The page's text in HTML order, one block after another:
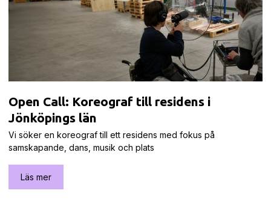
Open Call: Koreograf till residens i
Jönköpings län
Vi söker en koreograf till ett residens med fokus på
samskapande, dans, musik och plats
Läs mer